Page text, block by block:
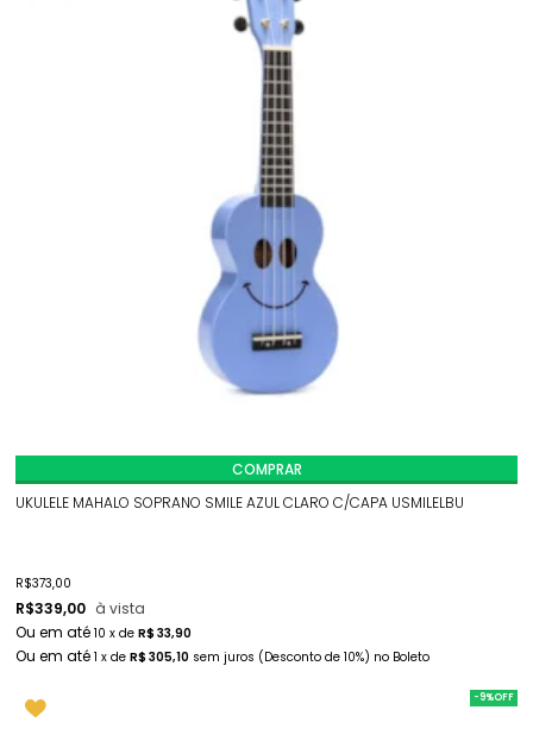
UKULELE MAHALO SOPRANO SMILE AZUL CLARO C/CAPA USMILELBU
R$373,00
R$339,00 à vista
10 x de R$ 33,90
1 x de R$ 305,10 sem juros (Desconto de 10%) no Boleto
COMPRAR
-9%